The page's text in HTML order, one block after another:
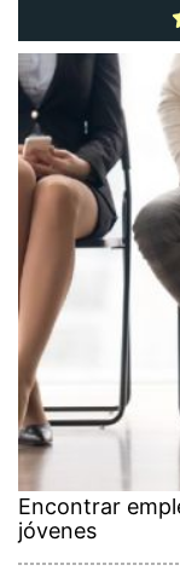
Encontrar
jóvenes